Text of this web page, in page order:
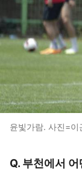
윤빛가람. 사진=이
Q. 부천에서